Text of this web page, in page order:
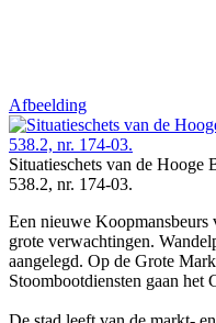
Afbeelding
Situatieschets van de
538.2, nr. 174-03.
Een nieuwe
grote verwachtingen.
aangelegd. Op de Grote
Stoombootdiensten gaan het